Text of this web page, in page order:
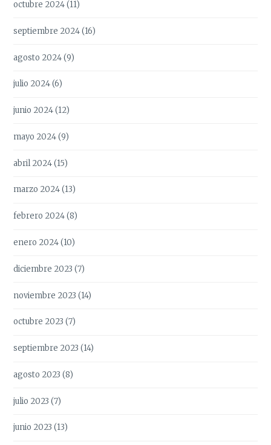
octubre 2024(11)
septiembre 2024(16)
agosto 2024(9)
julio 2024(6)
junio 2024(12)
mayo 2024(9)
abril 2024(15)
marzo 2024(13)
febrero 2024(8)
enero 2024(10)
diciembre 2023 (7)
noviembre 2023 (14)
octubre 2023 (7)
septiembre 2023 (14)
agosto 2023 (8)
julio 2023 (7)
junio 2023 (13)